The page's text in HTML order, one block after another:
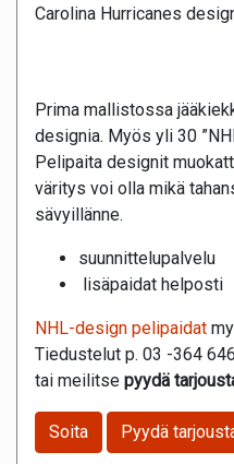
Carolina Hurricanes
Prima mallistossa
designia. Myös yli 30
Pelipaita designit
väritys voi olla mikä
sävyillänne.
suunnittelupalvelu
lisäpaidat helposti
NHL-design pelipaidat
Tiedustelut p. 03 -364
tai meilitse pyydä
Soita Pyydä